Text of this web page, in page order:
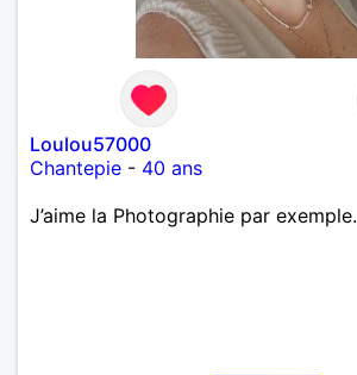
Loulou57000
Chantepie - 40 ans
J’aime la Photographie par exemple.